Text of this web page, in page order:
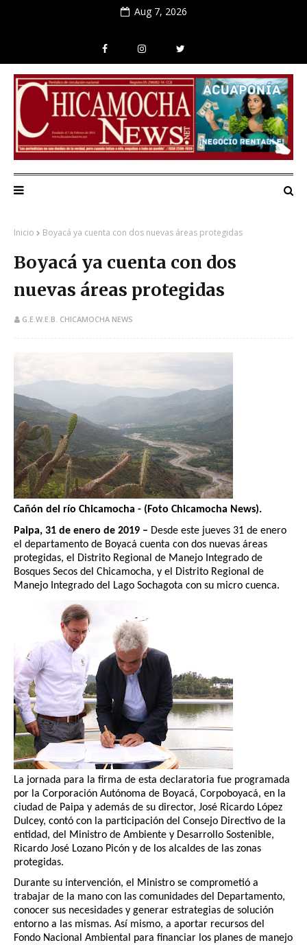
Aug 7, 2026
Inicio Boyacá ya cuenta con dos nuevas áreas protegidas
Boyacá ya cuenta con dos
nuevas áreas protegidas
G.E.W.E.B. CHICAMOCHA NEWS
Cañón del río Chicamocha - (Foto Chicamocha News).
Paipa, 31 de enero de 2019 – Desde este jueves 31 de enero
el departamento de Boyacá cuenta con dos nuevas áreas
protegidas, el Distrito Regional de Manejo Integrado de
Bosques Secos del Chicamocha, y el Distrito Regional de
Manejo Integrado del Lago Sochagota con su micro cuenca.
La jornada para la firma de esta declaratoria fue programada
por la Corporación Autónoma de Boyacá, Corpoboyacá, en la
ciudad de Paipa y además de su director, José Ricardo López
Dulcey, contó con la participación del Consejo Directivo de la
entidad, del Ministro de Ambiente y Desarrollo Sostenible,
Ricardo José Lozano Picón y de los alcaldes de las zonas
protegidas.
Durante su intervención, el Ministro se comprometió a
trabajar de la mano con las comunidades del Departamento,
conocer sus necesidades y generar estrategias de solución
entorno a las mismas. Así mismo, a aportar recursos del
Fondo Nacional Ambiental para financiar los planes de manejo